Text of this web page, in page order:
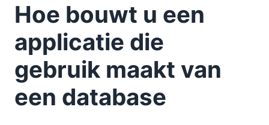
Hoe bouwt u een
applicatie die
gebruik maakt van
een database